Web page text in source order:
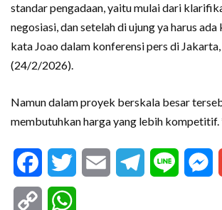
standar pengadaan, yaitu mulai dari
negosiasi, dan setelah di ujung ya harus ada
kata Joao dalam konferensi pers di Jakarta,
(24/2/2026).
Namun dalam proyek berskala besar
membutuhkan harga yang lebih kompetitif.
FacebookTwitter Email Telegram
Line
Copy